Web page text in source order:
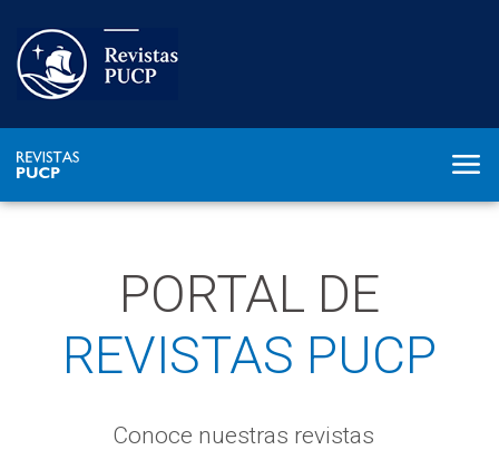
PORTAL DE
REVISTAS PUCP
Conoce nuestras revistas